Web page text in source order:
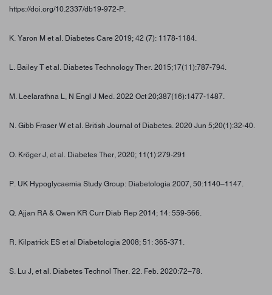
https://doi.org/10.2337/db19-972-P.
K. Yaron M et al. Diabetes Care 2019; 42 (7): 1178-1184.
L. Bailey T et al. Diabetes Technology Ther. 2015;17(11):787-794.
M. Leelarathna L, N Engl J Med. 2022 Oct 20;387(16):1477-1487.
N. Gibb Fraser W et al. British Journal of Diabetes. 2020 Jun 5;20(1):32-40.
O. Kröger J, et al. Diabetes Ther, 2020; 11(1):279-291
P. UK Hypoglycaemia Study Group: Diabetologia 2007, 50:1140–1147.
Q. Ajjan RA & Owen KR Curr Diab Rep 2014; 14: 559-566.
R. Kilpatrick ES et al Diabetologia 2008; 51: 365-371.
S. Lu J, et al. Diabetes Technol Ther. 22. Feb. 2020:72–78.